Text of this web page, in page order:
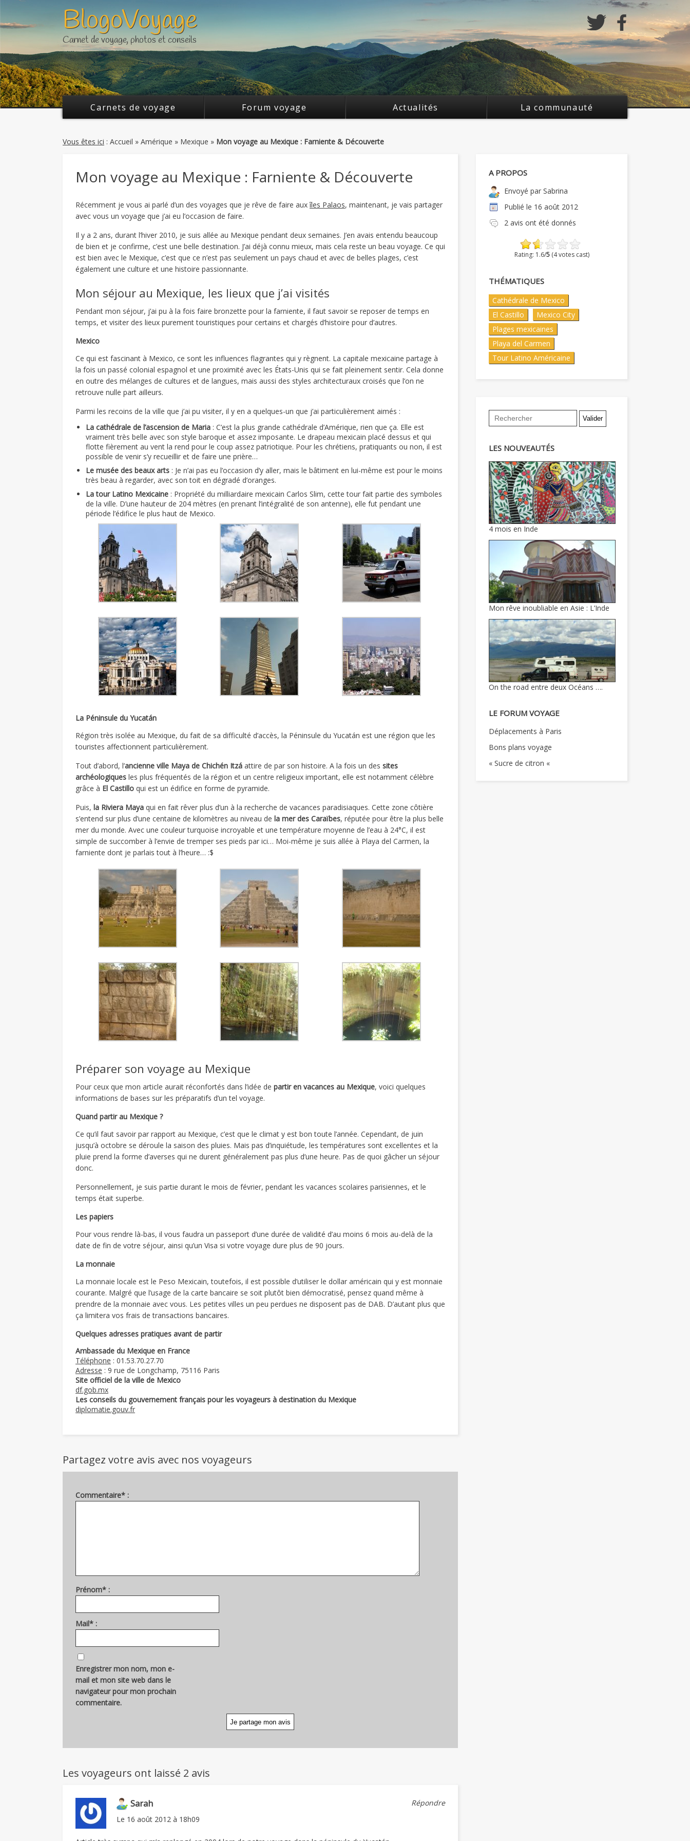
BlogoVoyage
Carnet de voyage, photos et conseils
Twitter FaceBook
Carnets de voyage Forum voyage Actualités La communauté
Vous êtes ici : Accueil » Amérique » Mexique » Mon voyage au Mexique : Farniente & Découverte
Mon voyage au Mexique : Farniente & Découverte
Récemment je vous ai parlé d’un des voyages que je rêve de faire auxîles Palaos, maintenant, je vais partager
avec vous un voyage que j’ai eu l’occasion de faire.
Il y a 2 ans, durant l’hiver 2010, je suis allée au Mexique pendant deux semaines. J’en avais entendu beaucoup
de bien et je confirme, c’est une belle destination. J’ai déjà connu mieux, mais cela reste un beau voyage. Ce qui
est bien avec le Mexique, c’est que ce n’est pas seulement un pays chaud et avec de belles plages, c’est
également une culture et une histoire passionnante.
Mon séjour au Mexique, les lieux que j’ai visités
Pendant mon séjour, j’ai pu à la fois faire bronzette pour la farniente, il faut savoir se reposer de temps en
temps, et visiter des lieux purement touristiques pour certains et chargés d’histoire pour d’autres.
Mexico
Ce qui est fascinant à Mexico, ce sont les influences flagrantes qui y règnent. La capitale mexicaine partage à
la fois un passé colonial espagnol et une proximité avec les États-Unis qui se fait pleinement sentir. Cela donne
en outre des mélanges de cultures et de langues, mais aussi des styles architecturaux croisés que l’on ne
retrouve nulle part ailleurs.
Parmi les recoins de la ville que j’ai pu visiter, il y en a quelques-un que j’ai particulièrement aimés :
La cathédrale de l’ascension de Maria : C’est la plus grande cathédrale d’Amérique, rien que ça. Elle est
vraiment très belle avec son style baroque et assez imposante. Le drapeau mexicain placé dessus et qui
flotte fièrement au vent la rend pour le coup assez patriotique. Pour les chrétiens, pratiquants ou non, il est
possible de venir s’y recueillir et de faire une prière…
Le musée des beaux arts : Je n’ai pas eu l’occasion d’y aller, mais le bâtiment en lui-même est pour le moins
très beau à regarder, avec son toit en dégradé d’oranges.
La tour Latino Mexicaine : Propriété du milliardaire mexicain Carlos Slim, cette tour fait partie des symboles
de la ville. D’une hauteur de 204 mètres (en prenant l’intégralité de son antenne), elle fut pendant une
période l’édifice le plus haut de Mexico.
La Péninsule du Yucatán
Région très isolée au Mexique, du fait de sa difficulté d’accès, la Péninsule du Yucatán est une région que les
touristes affectionnent particulièrement.
Tout d’abord, l’ancienne ville Maya de Chichén Itzá attire de par son histoire. A la fois un des sites
archéologiques les plus fréquentés de la région et un centre religieux important, elle est notamment célèbre
grâce à El Castillo qui est un édifice en forme de pyramide.
Puis, la Riviera Maya qui en fait rêver plus d’un à la recherche de vacances paradisiaques. Cette zone côtière
s’entend sur plus d’une centaine de kilomètres au niveau de la mer des Caraïbes, réputée pour être la plus belle
mer du monde. Avec une couleur turquoise incroyable et une température moyenne de l’eau à 24°C, il est
simple de succomber à l’envie de tremper ses pieds par ici… Moi-même je suis allée à Playa del Carmen, la
farniente dont je parlais tout à l’heure… :$
Préparer son voyage au Mexique
Pour ceux que mon article aurait réconfortés dans l’idée de partir en vacances au Mexique, voici quelques
informations de bases sur les préparatifs d’un tel voyage.
Quand partir au Mexique ?
Ce qu’il faut savoir par rapport au Mexique, c’est que le climat y est bon toute l’année. Cependant, de juin
jusqu’à octobre se déroule la saison des pluies. Mais pas d’inquiétude, les températures sont excellentes et la
pluie prend la forme d’averses qui ne durent généralement pas plus d’une heure. Pas de quoi gâcher un séjour
donc.
Personnellement, je suis partie durant le mois de février, pendant les vacances scolaires parisiennes, et le
temps était superbe.
Les papiers
Pour vous rendre là-bas, il vous faudra un passeport d’une durée de validité d’au moins 6 mois au-delà de la
date de fin de votre séjour, ainsi qu’un Visa si votre voyage dure plus de 90 jours.
La monnaie
La monnaie locale est le Peso Mexicain, toutefois, il est possible d’utiliser le dollar américain qui y est monnaie
courante. Malgré que l’usage de la carte bancaire se soit plutôt bien démocratisé, pensez quand même à
prendre de la monnaie avec vous. Les petites villes un peu perdues ne disposent pas de DAB. D’autant plus que
ça limitera vos frais de transactions bancaires.
Quelques adresses pratiques avant de partir
Ambassade du Mexique en France
Téléphone : 01.53.70.27.70
Adresse : 9 rue de Longchamp, 75116 Paris
Site officiel de la ville de Mexico
df.gob.mx
Les conseils du gouvernement français pour les voyageurs à destination du Mexique
diplomatie.gouv.fr
Partagez votre avis avec nos voyageurs
Commentaire* :
Prénom* :
Mail* :
Enregistrer mon nom, mon e-
mail et mon site web dans le
navigateur pour mon prochain
commentaire.
Les voyageurs ont laissé 2 avis
Sarah
Le 16 août 2012 à 18h09
Répondre
A PROPOS
Envoyé par Sabrina
Publié le 16 août 2012
2 avis ont été donnés
Rating: 1.6/5(4 votes cast)
THÉMATIQUES
Cathédrale de Mexico
El Castillo
Mexico City
Plages mexicaines
Playa del Carmen
Tour Latino Américaine
LES NOUVEAUTÉS
4 mois en Inde
Mon rêve inoubliable en Asie : L’Inde
On the road entre deux Océans ….
LE FORUM VOYAGE
Déplacements à Paris
Bons plans voyage
« Sucre de citron «